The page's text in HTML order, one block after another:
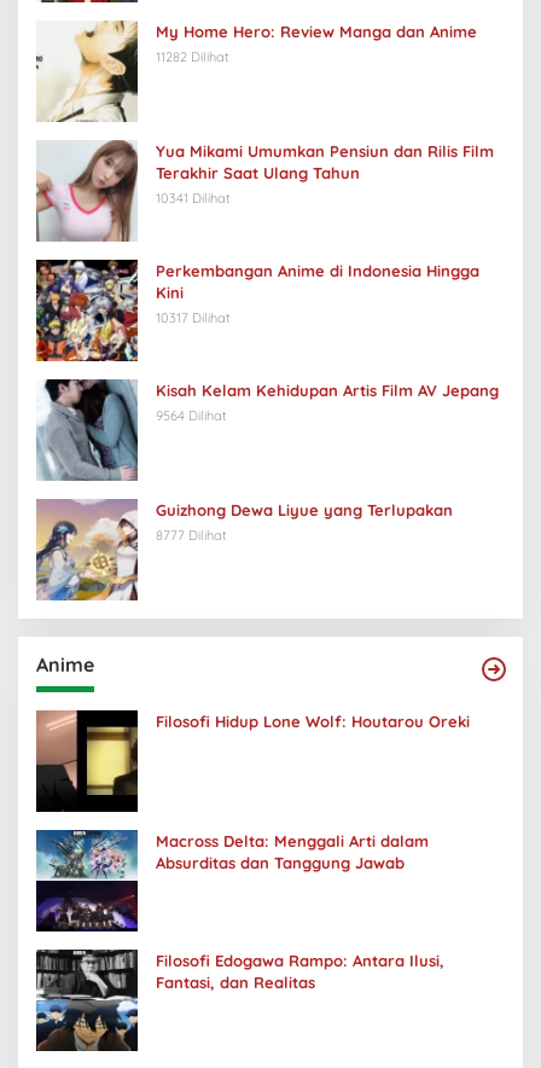
My Home Hero: Review Manga dan Anime
11282 Dilihat
Yua Mikami Umumkan Pensiun dan Rilis Film
Terakhir Saat Ulang Tahun
10341 Dilihat
Perkembangan Anime di Indonesia Hingga
Kini
10317 Dilihat
Kisah Kelam Kehidupan Artis Film AV Jepang
9564 Dilihat
Guizhong Dewa Liyue yang Terlupakan
8777 Dilihat
Anime
Filosofi Hidup Lone Wolf: Houtarou Oreki
Macross Delta: Menggali Arti dalam
Absurditas dan Tanggung Jawab
Filosofi Edogawa Rampo: Antara Ilusi,
Fantasi, dan Realitas